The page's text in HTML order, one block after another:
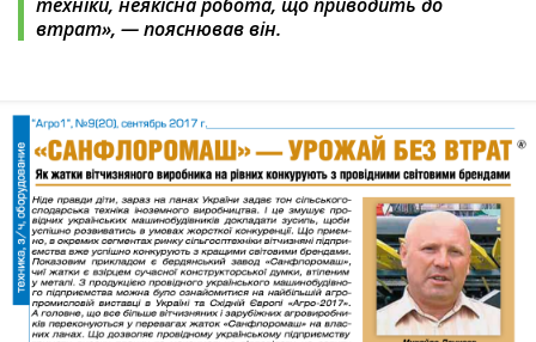
техніки, неякісна робота, що приводить до
втрат», — пояснював він.